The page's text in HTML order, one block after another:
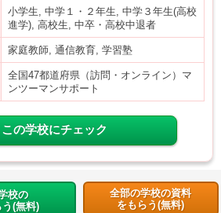
小学生, 中学１・２年生, 中学３年生(高校
進学), 高校生, 中卒・高校中退者
家庭教師, 通信教育, 学習塾
全国47都道府県（訪問・オンライン）マ
ンツーマンサポート
この学校にチェック
校の
(無料)
全部の学校の資料
をもらう(無料)